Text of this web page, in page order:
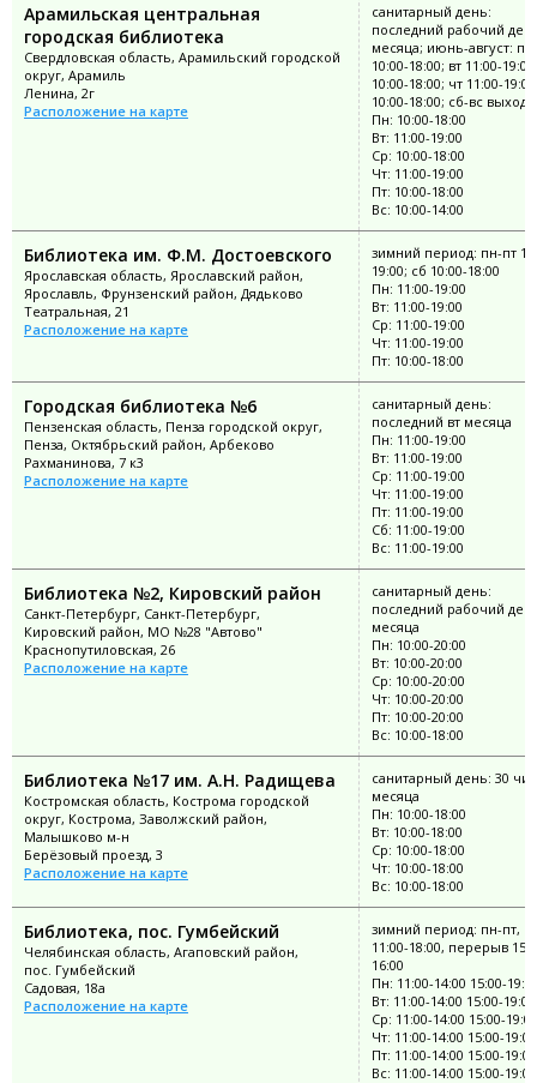
Арамильская центральная
городская библиотека
Свердловская область, Арамильский городской
округ, Арамиль
Ленина, 2г
Расположение на карте
санитарный день:
последний рабочий
месяца; июнь-август: пн
10:00-18:00; вт 11:00-
10:00-18:00; чт 11:00-
10:00-18:00; сб-вс
Пн: 10:00-18:00
Вт: 11:00-19:00
Ср: 10:00-18:00
Чт: 11:00-19:00
Пт: 10:00-18:00
Вс: 10:00-14:00
Библиотека им. Ф.М. Достоевского
Ярославская область, Ярославский район,
Ярославль, Фрунзенский район, Дядьково
Театральная, 21
Расположение на карте
зимний период: пн-пт
19:00; сб 10:00-18:00
Пн: 11:00-19:00
Вт: 11:00-19:00
Ср: 11:00-19:00
Чт: 11:00-19:00
Пт: 10:00-18:00
Городская библиотека №6
Пензенская область, Пенза городской округ,
Пенза, Октябрьский район, Арбеково
Рахманинова, 7 к3
Расположение на карте
санитарный день:
последний вт месяца
Пн: 11:00-19:00
Вт: 11:00-19:00
Ср: 11:00-19:00
Чт: 11:00-19:00
Пт: 11:00-19:00
Сб: 11:00-19:00
Вс: 11:00-19:00
Библиотека №2, Кировский район
Санкт-Петербург, Санкт-Петербург,
Кировский район, МО №28 "Автово"
Краснопутиловская, 26
Расположение на карте
санитарный день:
последний рабочий
месяца
Пн: 10:00-20:00
Вт: 10:00-20:00
Ср: 10:00-20:00
Чт: 10:00-20:00
Пт: 10:00-20:00
Вс: 10:00-18:00
Библиотека №17 им. А.Н. Радищева
Костромская область, Кострома городской
округ, Кострома, Заволжский район,
Малышково м-н
Берёзовый проезд, 3
Расположение на карте
санитарный день: 30
месяца
Пн: 10:00-18:00
Вт: 10:00-18:00
Ср: 10:00-18:00
Чт: 10:00-18:00
Вс: 10:00-18:00
Библиотека, пос. Гумбейский
Челябинская область, Агаповский район,
пос. Гумбейский
Садовая, 18а
Расположение на карте
зимний период: пн-пт, вс
11:00-18:00, перерыв
16:00
Пн: 11:00-14:00 15:00-
Вт: 11:00-14:00 15:00-19:00
Ср: 11:00-14:00 15:00-19:00
Чт: 11:00-14:00 15:00-19:00
Пт: 11:00-14:00 15:00-19:00
Вс: 11:00-14:00 15:00-19:00